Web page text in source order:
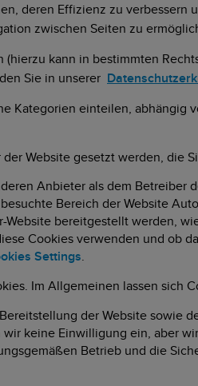
deren Effizienz zu
zwischen Seiten zu
kann in bestimmten
Sie in unserer
Kategorien einteilen,
Website gesetzt werden, die
Anbieter als dem Betreiber
Bereich der Website
bereitgestellt werden,
Cookies verwenden und ob
Settings.
Im Allgemeinen lassen sich
der Website sowie
keine Einwilligung ein, aber
Betrieb und die